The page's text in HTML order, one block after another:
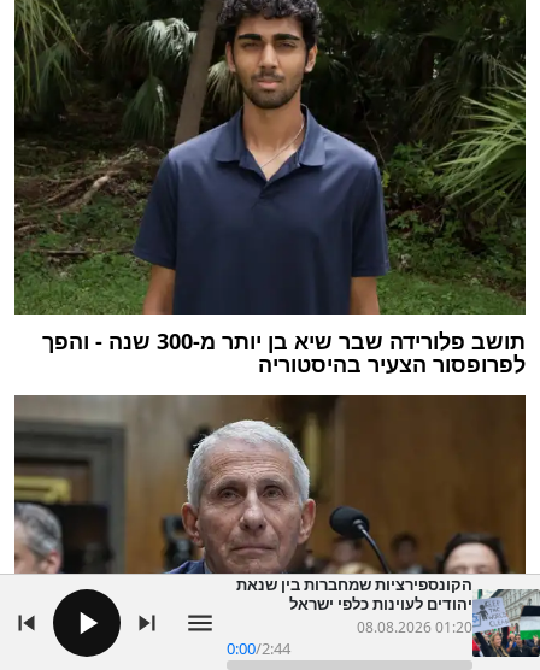
תושב פלורידה שבר שיא בן יותר מ-300 שנה - והפך
לפרופסור הצעיר בהיסטוריה
הקונספירציות שמחברות בין שנאת
יהודים לעוינות כלפי ישראל
08.08.2026 01:20
0:00/2:44